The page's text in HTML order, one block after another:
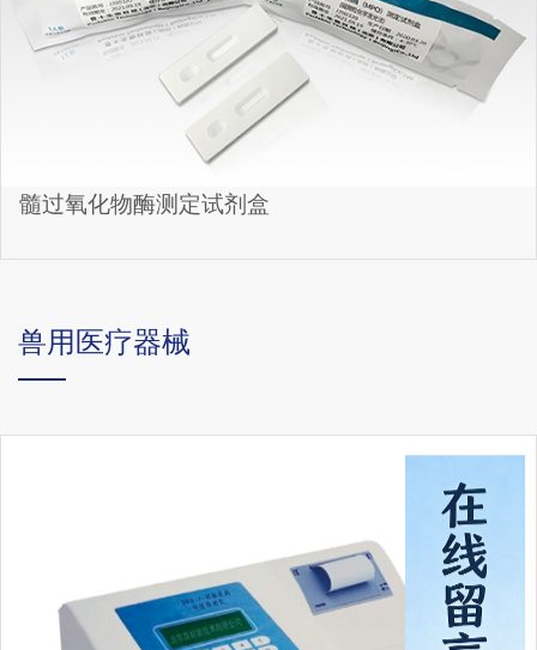
髓过氧化物酶测定试剂盒
兽用医疗器械